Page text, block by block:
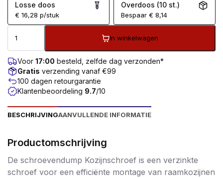
Losse doos
€ 16,28 p/stuk
Overdoos (10 st.)
Bespaar€ 8,14
In winkelwagen
Voor 17:00 besteld, zelfde dag verzonden*
Gratis verzending vanaf €99
100 dagen retourgarantie
Klantenbeoordeling 9.7/10
BESCHRIJVINGAANVULLENDE INFORMATIE
Productomschrijving
De schroevendump Kozijnschroef is een verzinkte
schroef voor een efficiënte montage van raamkozijnen